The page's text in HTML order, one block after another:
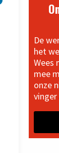
De
het
Wees
mee
onze
vinger